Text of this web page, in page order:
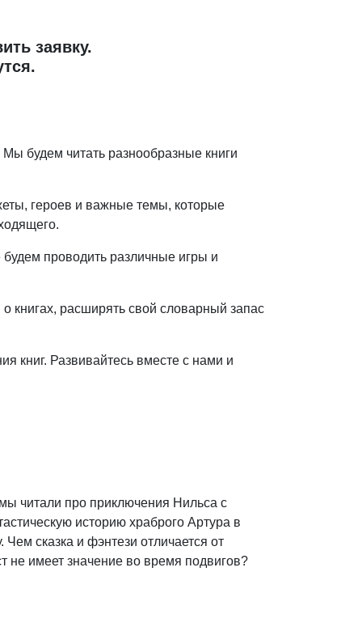
заявку.
будем читать разнообразные книги
героев и важные темы, которые
проводить различные игры и
книгах, расширять свой словарный запас
книг. Развивайтесь вместе с нами и
читали про приключения Нильса с
историю храброго Артура в
сказка и фэнтези отличается от
не имеет значение во время подвигов?